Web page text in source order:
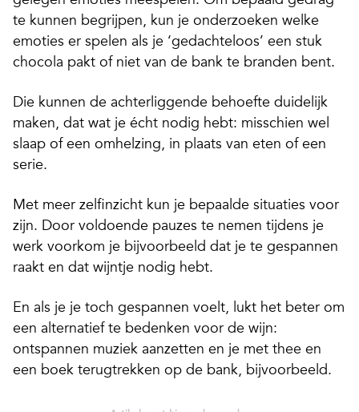
te kunnen begrijpen, kun je onderzoeken welke
emoties er spelen als je ‘gedachteloos’ een stuk
chocola pakt of niet van de bank te branden bent.
Die kunnen de achterliggende behoefte duidelijk
maken, dat wat je écht nodig hebt: misschien wel
slaap of een omhelzing, in plaats van eten of een
serie.
Met meer zelfinzicht kun je bepaalde situaties voor
zijn. Door voldoende pauzes te nemen tijdens je
werk voorkom je bijvoorbeeld dat je te gespannen
raakt en dat wijntje nodig hebt.
En als je je toch gespannen voelt, lukt het beter om
een alternatief te bedenken voor de wijn:
ontspannen muziek aanzetten en je met thee en
een boek terugtrekken op de bank, bijvoorbeeld.